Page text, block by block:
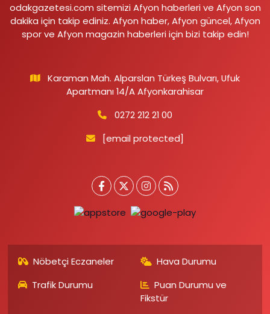
odakgazetesi.com sitemizi Afyon haberleri ve Afyon son
dakika için takip ediniz. Afyon haber, Afyon güncel, Afyon
spor ve Afyon magazin haberleri için bizi takip edin!
Karaman Mah. Alparslan Türkeş Bulvarı, Ufuk
Apartmanı 14/A Afyonkarahisar
0272 212 21 00
[email protected]
Nöbetçi Eczaneler
Hava Durumu
Trafik Durumu
Puan Durumu ve
Fikstür